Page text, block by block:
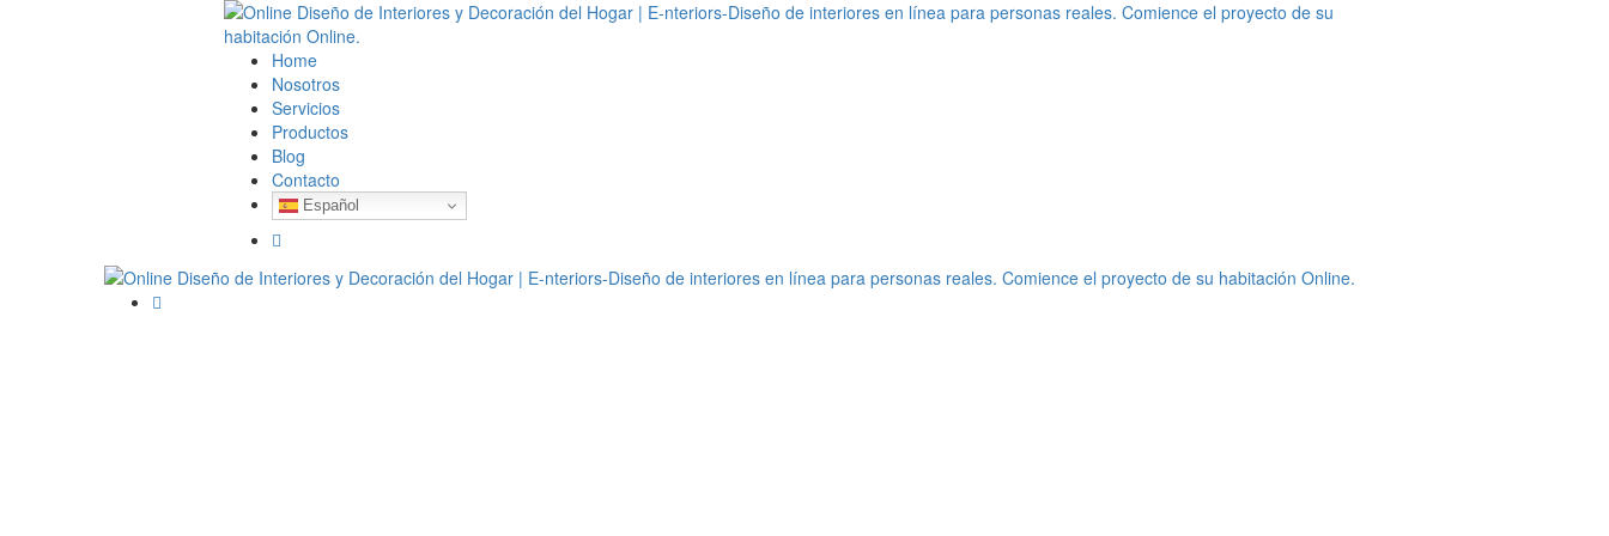
Home
Nosotros
Servicios
Productos
Blog
Contacto
Español